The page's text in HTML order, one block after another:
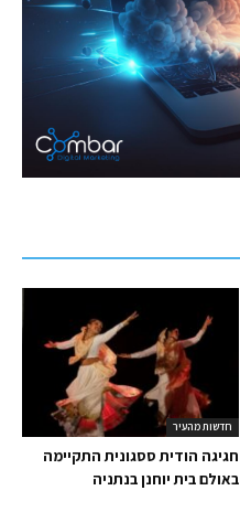
חדשות מהעיר
חגיגה הודית ססגונית התקיימה
באולם בית יוחנן בנתניה